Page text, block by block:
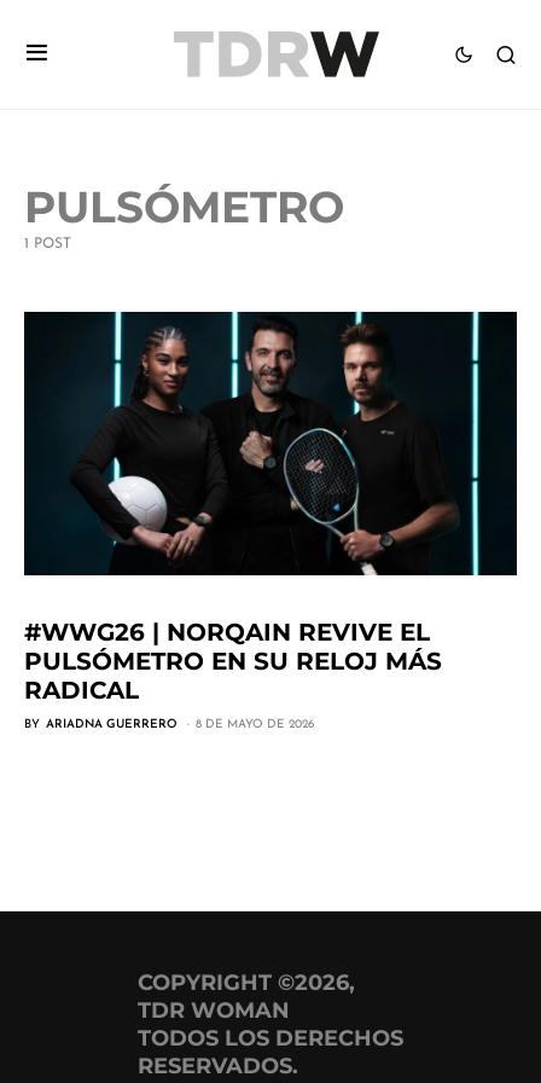
PULSÓMETRO
1 POST
#WWG26 | NORQAIN REVIVE EL
PULSÓMETRO EN SU RELOJ MÁS
RADICAL
BY ARIADNA GUERRERO 8 DE MAYO DE 2026
COPYRIGHT ©2026,
TDR WOMAN
TODOS LOS DERECHOS
RESERVADOS.